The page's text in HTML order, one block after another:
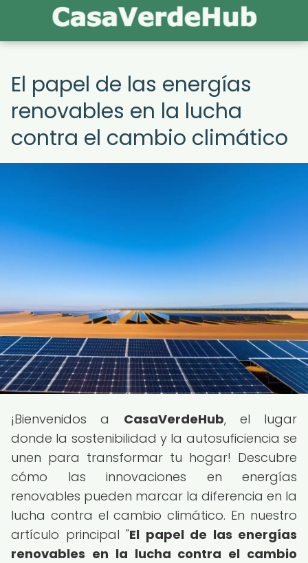
El papel de las energías
renovables en la lucha
contra el cambio climático
¡Bienvenidos a CasaVerdeHub, el lugar
donde la sostenibilidad y la autosuficiencia se
unen para transformar tu hogar! Descubre
cómo las innovaciones en energías
renovables pueden marcar la diferencia en la
lucha contra el cambio climático. En nuestro
artículo principal "El papel de las energías
renovables en la lucha contra el cambio